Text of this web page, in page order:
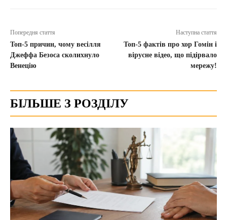
Попередня стаття
Топ-5 причин, чому весілля
Джеффа Безоса сколихнуло
Венецію
Наступна стаття
Топ-5 фактів про хор Гомін і
вірусне відео, що підірвало
мережу!
БІЛЬШЕ З РОЗДІЛУ